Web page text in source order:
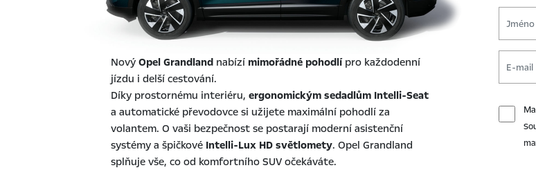
Nový Opel Grandland nabízí mimořádné pohodlípro každodenní
jízdu i delší cestování.
Díky prostornému interiéru, ergonomickým sedadlům Intelli-Seat
a automatické převodovce si užijete maximální pohodlí za
volantem. O vaši bezpečnost se postarají moderní asistenční
systémy a špičkové Intelli-Lux HD světlomety. Opel Grandland
splňuje vše, co od komfortního SUV očekáváte.